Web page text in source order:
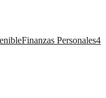
Finanzas Personales4